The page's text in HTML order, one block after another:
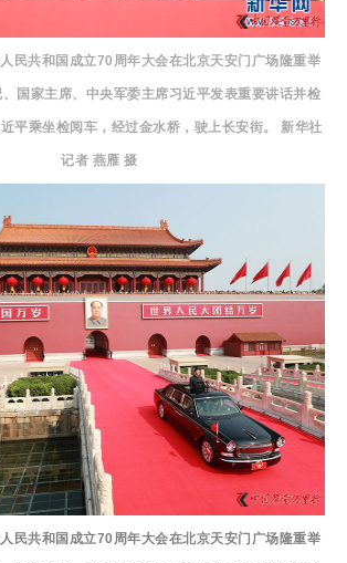
民共和国成立70周年大会在北京天安门广场隆重举
国家主席、中央军委主席习近平发表重要讲话并检
平乘坐检阅车，经过金水桥，驶上长安街。 新华社
记者 燕雁 摄
民共和国成立70周年大会在北京天安门广场隆重举